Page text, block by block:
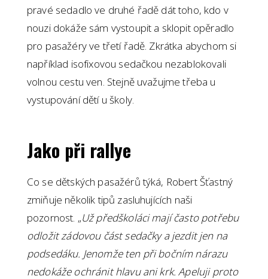
pravé sedadlo ve druhé řadě dát toho, kdo v
nouzi dokáže sám vystoupit a sklopit opěradlo
pro pasažéry ve třetí řadě. Zkrátka abychom si
například isofixovou sedačkou nezablokovali
volnou cestu ven. Stejně uvažujme třeba u
vystupování dětí u školy.
Jako při rallye
Co se dětských pasažérů týká, Robert Šťastný
zmiňuje několik tipů zasluhujících naši
pozornost. „Už předškoláci mají často potřebu
odložit zádovou část sedačky a jezdit jen na
podsedáku. Jenomže ten při bočním nárazu
nedokáže ochránit hlavu ani krk. Apeluji proto